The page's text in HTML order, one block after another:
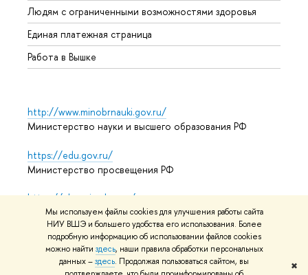
Мы используем файлы cookies для улучшения работы сайта
НИУ ВШЭ и большего удобства его использования. Более
подробную информацию об использовании файлов cookies
можно найти здесь, наши правила обработки персональных
данных –здесь. Продолжая пользоваться сайтом, вы
✖
Людям с ограниченными возможностями здоровья
Единая платежная страница
Работа в Вышке
http://www.minobrnauki.gov.ru/
Министерство науки и высшего образования РФ
https://edu.gov.ru/
Министерство просвещения РФ
https://elearning.hse.ru/mooc
Массовые открытые онлайн-курсы
© НИУ ВШЭ 1993–2026 Адреса и контактыУсловия